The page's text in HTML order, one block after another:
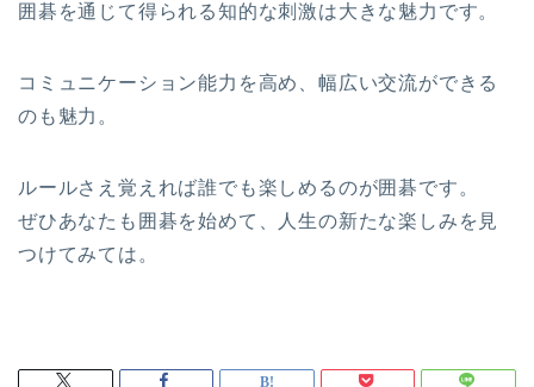
囲碁を通じて得られる知的な刺激は大きな魅力です。
コミュニケーション能力を高め、幅広い交流ができる
のも魅力。
ルールさえ覚えれば誰でも楽しめるのが囲碁です。
ぜひあなたも囲碁を始めて、人生の新たな楽しみを見
つけてみては。